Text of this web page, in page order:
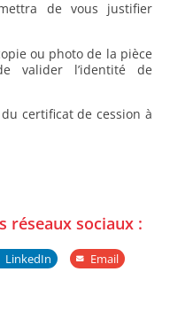
de vous justifier
ou photo de la pièce
valider l’identité de
certificat de cession à
réseaux sociaux :
LinkedIn Email